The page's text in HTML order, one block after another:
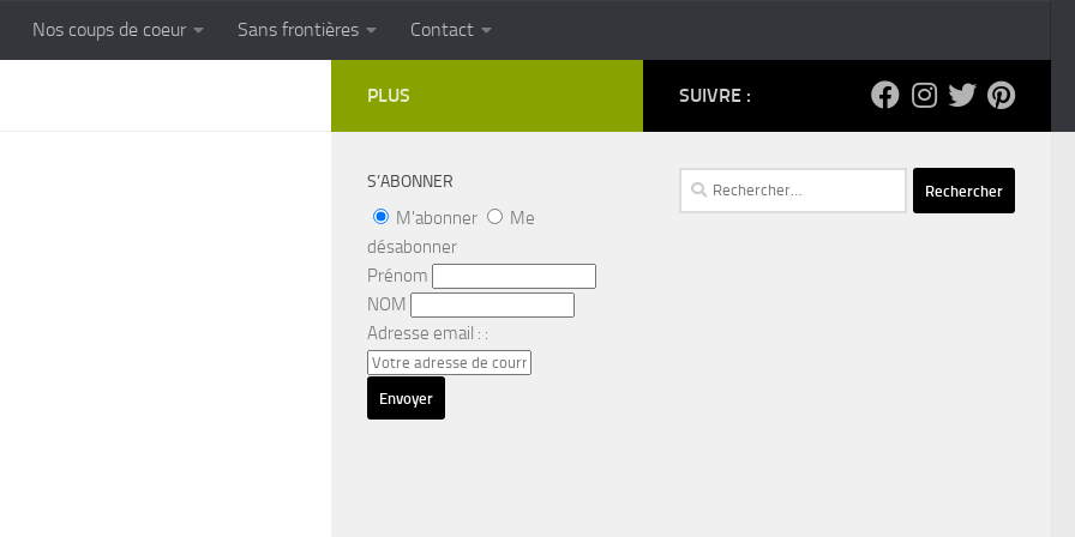
Cuisine populaire des terroirs
Nos coups de coeur Sans frontières Contact
SUIVRE :
Rechercher :
PLUS
S’ABONNER
M'abonner
Me
désabonner
Prénom
NOM
Adresse email : :